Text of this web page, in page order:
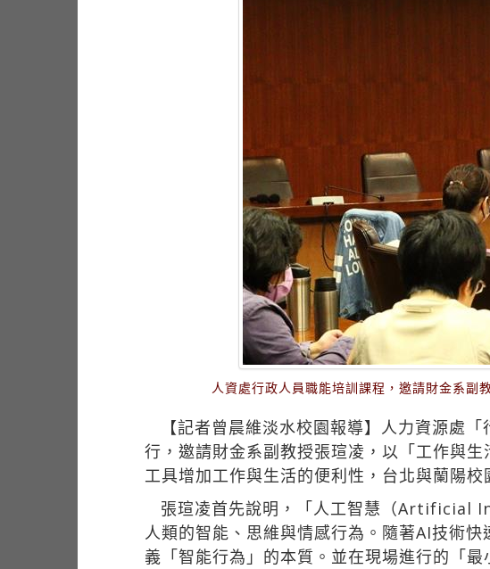
人資處行政人員職能培訓課程，邀請財金系副
【記者曾晨維淡水校園報導】人力資源處
行，邀請財金系副教授張瑄凌，以「工作與
工具增加工作與生活的便利性，台北與蘭陽
張瑄凌首先說明，「人工智慧（Artificial
人類的智能、思維與情感行為。隨著AI技術
義「智能行為」的本質。並在現場進行的「